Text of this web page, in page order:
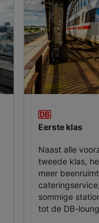
Eerste klas
Naast alle
tweede klas,
meer
sommige
tot de DB-